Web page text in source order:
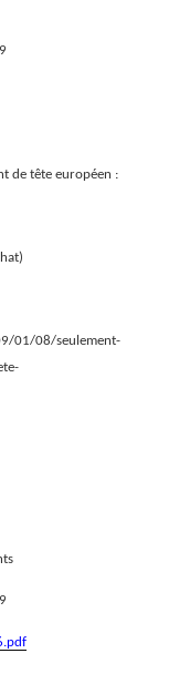
de tête européen :
01/08/seulement-